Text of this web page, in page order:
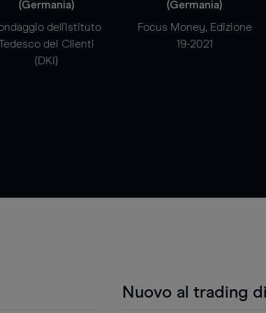
(Germania)
dell'Istituto
dei Clienti
(DKI)
(Germania)
Focus Money, Edizione
19-2021
Nuovo al trading